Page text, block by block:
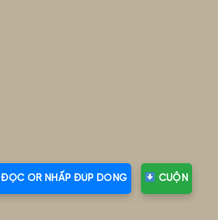
ĐỌC OR NHẤP ĐÚP DÒNG CUỘN